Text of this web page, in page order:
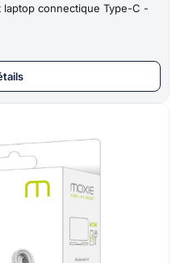
connectique Type-C -